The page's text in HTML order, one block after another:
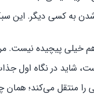
به کسی دیگر. این سبک
پیچیده نیست.
شاید در نگاه اول
منتقل می‌کند؛ همان